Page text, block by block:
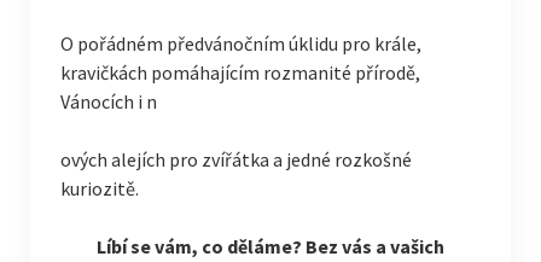
O pořádném předvánočním úklidu pro krále,
kravičkách pomáhajícím rozmanité přírodě,
Vánocích i n
ových alejích pro zvířátka a jedné rozkošné
kuriozitě.
Líbí se vám, co děláme? Bez vás a vašich